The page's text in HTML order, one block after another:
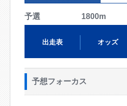
予選 1800m
出走表 オッズ
予想フォーカス